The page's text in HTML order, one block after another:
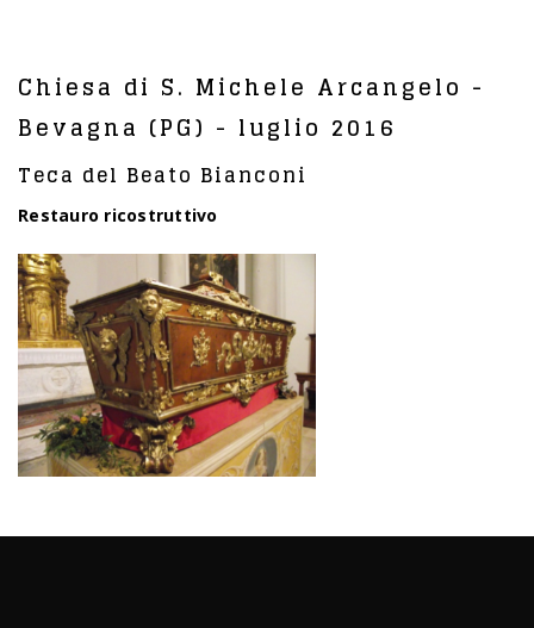
Chiesa di S. Michele Arcangelo -
Bevagna (PG) - luglio 2016
Teca del Beato Bianconi
Restauro ricostruttivo